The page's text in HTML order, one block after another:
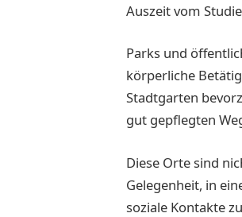
Auszeit vom
Parks und
körperliche
Stadtgarten
gut gepflegten
Diese Orte sind
Gelegenheit, in
soziale Kontakte